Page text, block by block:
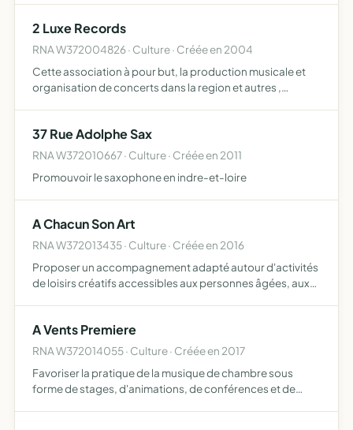
2 Luxe Records
RNA W372004826 · Culture · Créée en 2004
Cette association à pour but, la production musicale et
organisation de concerts dans la region et autres ,
37 Rue Adolphe Sax
RNA W372010667 · Culture · Créée en 2011
Promouvoir le saxophone en indre-et-loire
A Chacun Son Art
RNA W372013435 · Culture · Créée en 2016
Proposer un accompagnement adapté autour d'activités
de loisirs créatifs accessibles aux personnes âgées, aux
A Vents Premiere
RNA W372014055 · Culture · Créée en 2017
Favoriser la pratique de la musique de chambre sous
forme de stages, d'animations, de conférences et de